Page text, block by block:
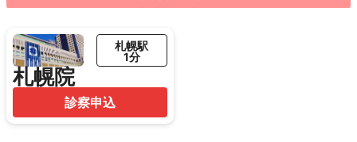
札幌院
札幌駅
1分
診察申込